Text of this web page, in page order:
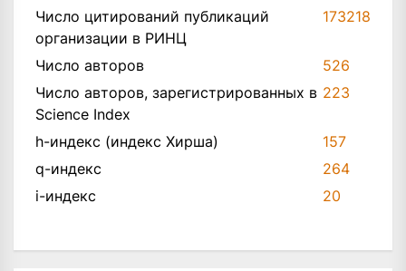
Число цитирований публикаций
организации в РИНЦ
173218
Число авторов
526
Число авторов, зарегистрированных в
Science Index
223
h-индекс (индекс Хирша)
157
q-индекс
264
i-индекс
20